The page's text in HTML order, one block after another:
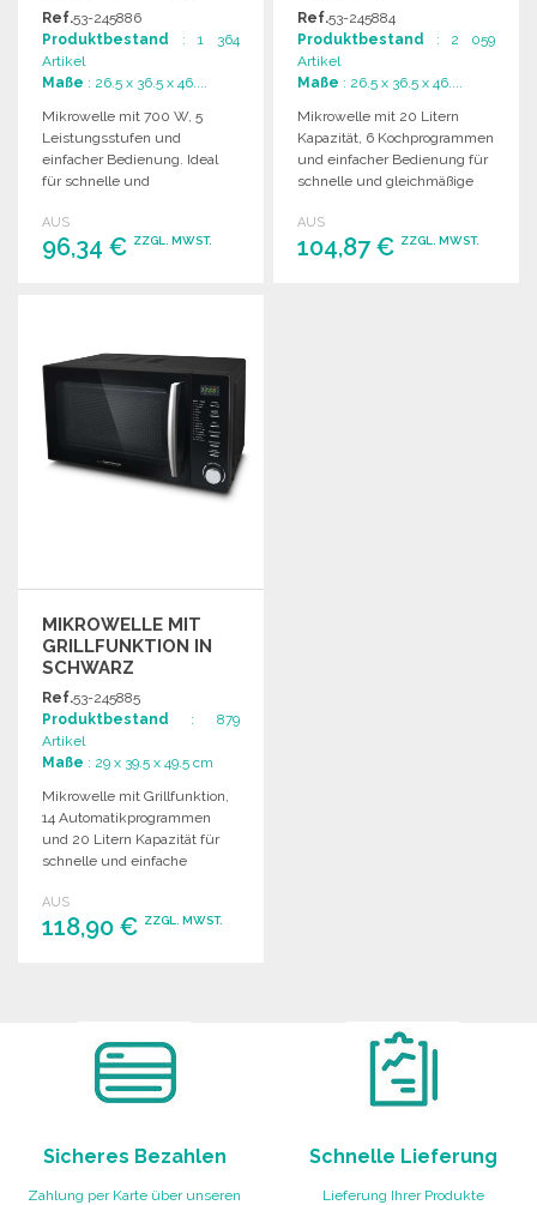
Ref.53-245886
Produktbestand : 1 364
Artikel
Maße : 26.5 x 36.5 x 46....
Mikrowelle mit 700 W, 5
Leistungsstufen und
einfacher Bedienung. Ideal
für schnelle und
von Speisen.
AUS
96,34 € ZZGL. MWST.
Ref.53-245884
Produktbestand : 2 059
Artikel
Maße : 26.5 x 36.5 x 46....
Mikrowelle mit 20 Litern
Kapazität, 6 Kochprogrammen
und einfacher Bedienung für
schnelle und gleichmäßige
AUS
104,87 € ZZGL. MWST.
MIKROWELLE MIT
GRILLFUNKTION IN
SCHWARZ
Ref.53-245885
Produktbestand : 879
Artikel
Maße : 29 x 39.5 x 49.5 cm
Mikrowelle mit Grillfunktion,
14 Automatikprogrammen
und 20 Litern Kapazität für
schnelle und einfache
Mahlzeiten.
AUS
118,90 € ZZGL. MWST.
Sicheres Bezahlen
Zahlung per Karte über unseren
Schnelle Lieferung
Lieferung Ihrer Produkte